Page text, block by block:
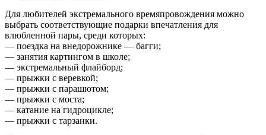
Для любителей экстремального времяпровождения можно
выбрать соответствующие подарки впечатления для
влюбленной пары, среди которых:
— поездка на внедорожнике — багги;
— занятия картингом в школе;
— экстремальный флайборд;
— прыжки с веревкой;
— прыжки с парашютом;
— прыжки с моста;
— катание на гидроцикле;
— прыжки с тарзанки.